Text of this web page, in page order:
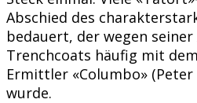
Abschied des
bedauert, der wegen
Trenchcoats häufig mit
Ermittler «Columbo» (Peter
wurde.